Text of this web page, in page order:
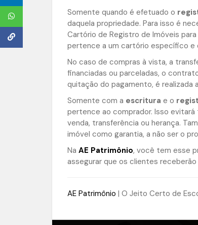
Somente quando é efetuado o
daquela propriedade. Para isso é
Cartório de Registro de Imóveis
pertence a um cartório específico e
No caso de compras à vista, a
financiadas ou parceladas, o
quitação do pagamento, é realizada
Somente com a escritura e o
pertence ao comprador. Isso
venda, transferência ou herança.
imóvel como garantia, a não ser o
Na AE Patrimônio, você tem esse
assegurar que os clientes
AE Patrimônio | O Jeito Certo de